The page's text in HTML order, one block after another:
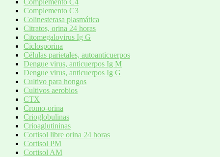
Complemento C3
Colinesterasa plasmática
Citratos, orina 24 horas
Citomegalovirus Ig G
Ciclosporina
Células parietales, autoanticuerpos
Dengue virus, anticuerpos Ig M
Dengue virus, anticuerpos Ig G
Cultivo para hongos
Cultivos aerobios
CTX
Cromo-orina
Crioglobulinas
Crioaglutininas
Cortisol libre orina 24 horas
Cortisol PM
Cortisol AM